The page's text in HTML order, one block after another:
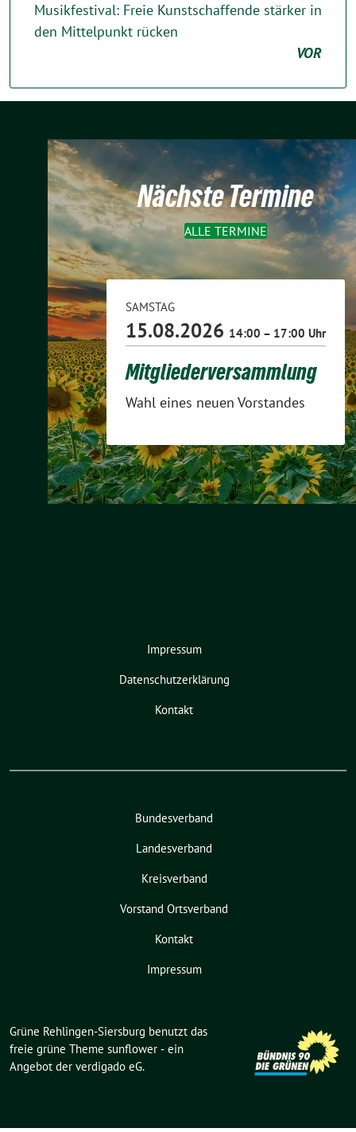
Musikfestival: Freie Kunstschaffende stärker in
den Mittelpunkt rücken
VOR
Nächste Termine
ALLE TERMINE
SAMSTAG
15.08.2026 14:00 – 17:00 Uhr
Mitgliederversammlung
Wahl eines neuen Vorstandes
Impressum
Datenschutzerklärung
Kontakt
Bundesverband
Landesverband
Kreisverband
Vorstand Ortsverband
Kontakt
Impressum
Grüne Rehlingen-Siersburg benutzt das
freie grüne Theme sunflower ‐ ein
Angebot der verdigado eG.